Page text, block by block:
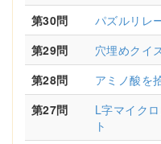
第30問
パズルリレ
第29問
穴埋めクイ
第28問
アミノ酸を
第27問
L字マイク
ト